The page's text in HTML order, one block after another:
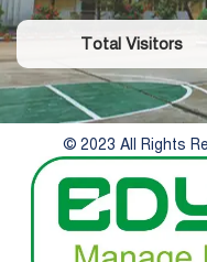
Total Visitors
© 2023 All Rights